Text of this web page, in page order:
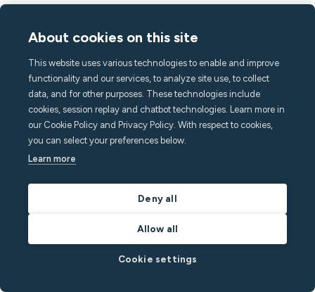
che il settore delle case vacanza nel suo insieme si sta
aprendo alle donne. Gli uomini in questo settore sono
abituati a viaggiare molto e hanno una mentalità più
aperta. Sono sempre molto rispettosi. Un settore che
cerca di essere innovativo deve semplicemente
abbracciare la diversità, afferma Caroline.
piuttosto giovane. I fondatori dei maggiori clienti di
Minut hanno in genere un'età compresa tra i 35 e i 45
anni. «Sono impegnati anche a portare maggiore
uguaglianza nello spazio di lavoro», afferma My.
About cookies on this site
This website uses various technologies to enable and improve
functionality and our services, to analyze site use, to collect
data, and for other purposes. These technologies include
cookies, session replay and chatbot technologies. Learn more in
our Cookie Policy and Privacy Policy. With respect to cookies,
you can select your preferences below.
Learn more
Deny all
Allow all
Cookie settings